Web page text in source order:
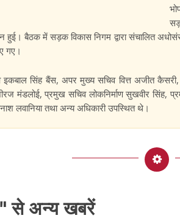
बैठक में सड़क विकास निगम द्वारा संचालित
गए।
सिंह बैंस, अपर मुख्य सचिव वित्त अजीत
मंडलोई, प्रमुख सचिव लोकनिर्माण सुखवीर
लवानिया तथा अन्य अधिकारी उपस्थित थे।
से अन्य खबरें